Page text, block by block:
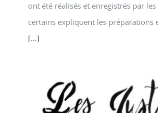
ont été réalisés et enregistrés par les
certains expliquent les préparations
[...]